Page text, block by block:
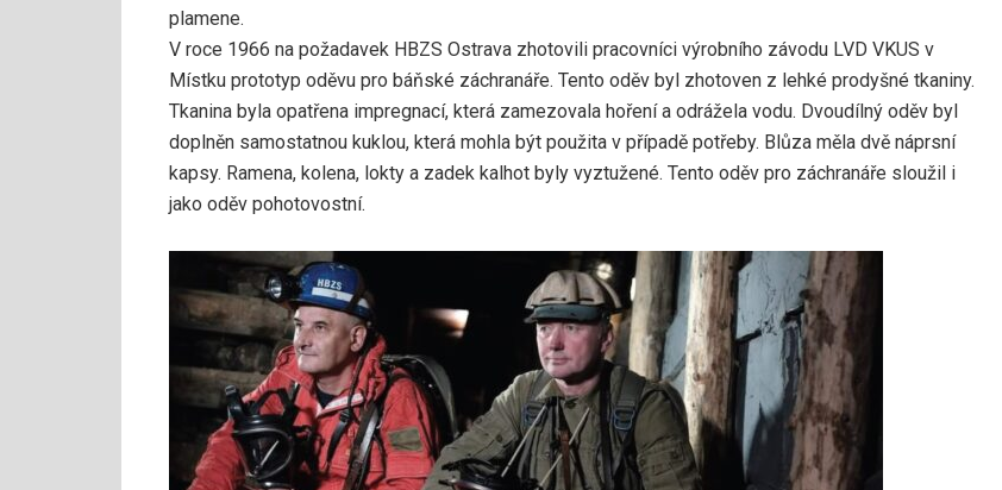
plamene.
V roce 1966 na požadavek HBZS Ostrava zhotovili pracovníci výrobního závodu LVD VKUS v
Místku prototyp oděvu pro báňské záchranáře. Tento oděv byl zhotoven z lehké prodyšné tkaniny.
Tkanina byla opatřena impregnací, která zamezovala hoření a odrážela vodu. Dvoudílný oděv byl
doplněn samostatnou kuklou, která mohla být použita v případě potřeby. Blůza měla dvě náprsní
kapsy. Ramena, kolena, lokty a zadek kalhot byly vyztužené. Tento oděv pro záchranáře sloužil i
jako oděv pohotovostní.